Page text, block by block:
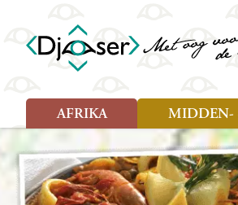
AFRIKA
Rondreis (26)
Familiereis (10)
Fietsreis (2)
Landen
Angola
Benin
MIDDEN-
Soort reizen
Rondreis (25)
Familiereis (11)
Fietsreis (1)